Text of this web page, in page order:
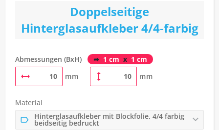
Doppelseitige
Hinterglasaufkleber 4/4-farbig
Material
Hinterglasaufkleber mit Blockfolie, 4/4 farbig
beidseitig bedruckt
Abmessungen (BxH) ➦ 1 cm x 1 cm
mm
mm